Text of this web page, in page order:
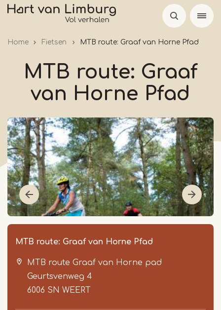
Skip
Home Fietsen MTB route: Graaf van Horne Pfad
MTB route: Graaf
van Horne Pfad
MTB route: Graaf van Horne Pfad
MTB route Graaf van Horne pad
Geurtsvenweg 4
6006 SN WEERT